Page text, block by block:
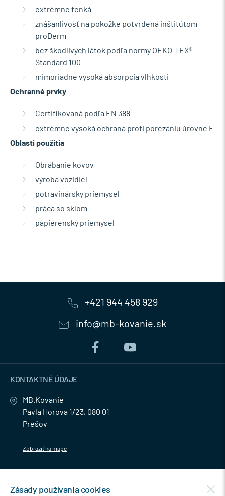
extrémne tenká
znášanlivosť na pokožke potvrdená inštitútom
proDerm
bez škodlivých látok podľa normy OEKO-TEX®
Standard 100
mimoriadne vysoká absorpcia vlhkosti
Ochranné prvky
Certifikovaná podľa EN 388
extrémne vysoká ochrana proti porezaniu úrovne F
Oblasti použitia
Obrábanie kovov
výroba vozidiel
potravinársky priemysel
práca so sklom
papierenský priemysel
+421 944 458 929
info@mb-kovanie.sk
KONTAKTNÉ ÚDAJE
MB.Kovanie
Pavla Horova 1/23, 080 01
Prešov
Zobraziť na mape
Zásady používania cookies